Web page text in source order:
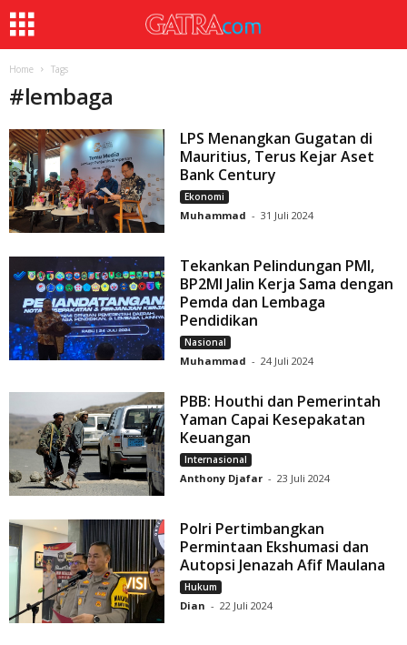
Home Tags
#lembaga
LPS Menangkan Gugatan di
Mauritius, Terus Kejar Aset
Bank Century
Ekonomi
Muhammad - 31 Juli 2024
Tekankan Pelindungan PMI,
BP2MI Jalin Kerja Sama dengan
Pemda dan Lembaga
Pendidikan
Nasional
Muhammad - 24 Juli 2024
PBB: Houthi dan Pemerintah
Yaman Capai Kesepakatan
Keuangan
Internasional
Anthony Djafar - 23 Juli 2024
Polri Pertimbangkan
Permintaan Ekshumasi dan
Autopsi Jenazah Afif Maulana
Hukum
Dian - 22 Juli 2024